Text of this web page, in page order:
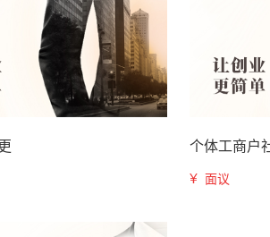
个体工商户
¥ 面议